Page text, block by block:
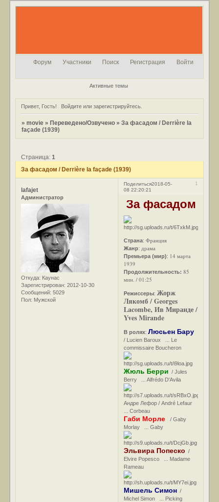
Форум Участники Поиск Регистрация Войти
Активные темы
Привет, Гость! Войдитеили зарегистрируйтесь.
»movie » Переведено/Озвучено »За фасадом / Derrière la
façade (1939)
За фасадом / Derrière la façade (1939)
Страница:1
Поделиться 1
2018-05-
08 22:20:21
lafajet
Администратор
Откуда: Каунас
Зарегистрирован: 2012-10-30
Сообщений: 5029
Пол: Мужской
За фасадом
Страна:Франция
Жанр: драма
Премьера (мир): 14 марта
1939
Продолжительность:85
мин. / 01:25
Режиссеры: Жорж
Лякомб / Georges
Lacombe, Ив Миранде /
Yves Mirande
В ролях:Люсьен Бару
/ Lucien Baroux ... Le
commissaire Boucheron
Жюль Берри / Jules
Berry ... Alfrédo D'Avila
Андре Лефор / André Lefaur
... Corbeau
Габи Морле
/ Gaby
Morlay ... Gaby
Эльвира Попеско /
Elvire Popesco ... Madame
Rameau
Мишель Симон /
Michel Simon ... Picking